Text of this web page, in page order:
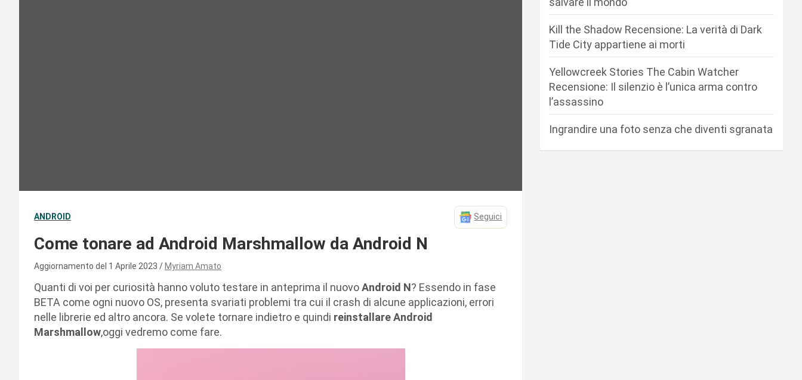
ANDROID Seguici
Come tonare ad Android Marshmallow da Android N
Aggiornamento del 1 Aprile 2023 Myriam Amato
Quanti di voi per curiosità hanno voluto testare in anteprima il nuovoAndroid N? Essendo in fase
BETA come ogni nuovo OS, presenta svariati problemi tra cui il crash di alcune applicazioni, errori
nelle librerie ed altro ancora. Se volete tornare indietro e quindi reinstallare Android
Marshmallow,oggi vedremo come fare.
Kill the Shadow Recensione: La verità di Dark
Tide City appartiene ai morti
Yellowcreek Stories The Cabin Watcher
Recensione: Il silenzio è l’unica arma contro
l’assassino
Ingrandire una foto senza che diventi sgranata